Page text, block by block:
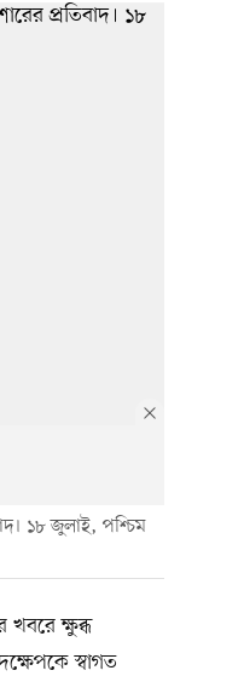
১৮ জুলাই, পশ্চিম
খবরে ক্ষুব্ধ
স্বাগত